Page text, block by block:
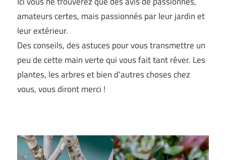
amateurs certes, mais passionnés par leur jardin et
leur extérieur.
Des conseils, des astuces pour vous transmettre un
peu de cette main verte qui vous fait tant rêver. Les
plantes, les arbres et bien d'autres choses chez
vous, vous diront merci !